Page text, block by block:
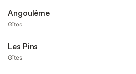
Angoulême
Gîtes
Les Pins
Gîtes